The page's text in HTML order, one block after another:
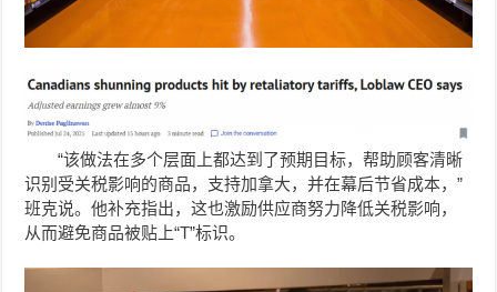
“该做法在多个层面上都达到了预期目标，帮助顾客清晰
识别受关税影响的商品，支持加拿大，并在幕后节省成本，”
班克说。他补充指出，这也激励供应商努力降低关税影响，
从而避免商品被贴上“T”标识。